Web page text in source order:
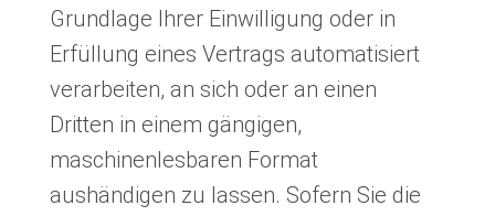
Grundlage Ihrer Einwilligung oder in
Erfüllung eines Vertrags automatisiert
verarbeiten, an sich oder an einen
Dritten in einem gängigen,
maschinenlesbaren Format
aushändigen zu lassen. Sofern Sie die